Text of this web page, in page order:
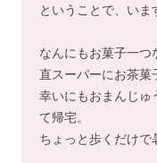
ということで、いま
なんにもお菓子一
直スーパーにお茶菓
幸いにもおまんじゅ
て帰宅。
ちょっと歩くだけで